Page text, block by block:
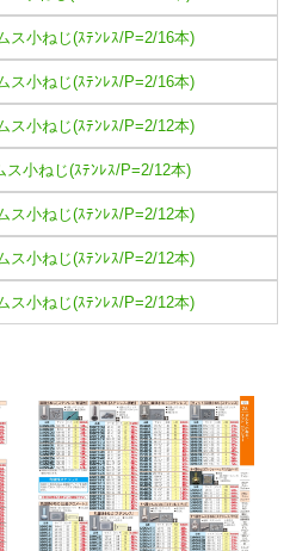
ス小ねじ(ｽﾃﾝﾚｽ/P=2/16本)
ス小ねじ(ｽﾃﾝﾚｽ/P=2/16本)
ス小ねじ(ｽﾃﾝﾚｽ/P=2/12本)
ス小ねじ(ｽﾃﾝﾚｽ/P=2/12本)
ス小ねじ(ｽﾃﾝﾚｽ/P=2/12本)
ス小ねじ(ｽﾃﾝﾚｽ/P=2/12本)
ス小ねじ(ｽﾃﾝﾚｽ/P=2/12本)